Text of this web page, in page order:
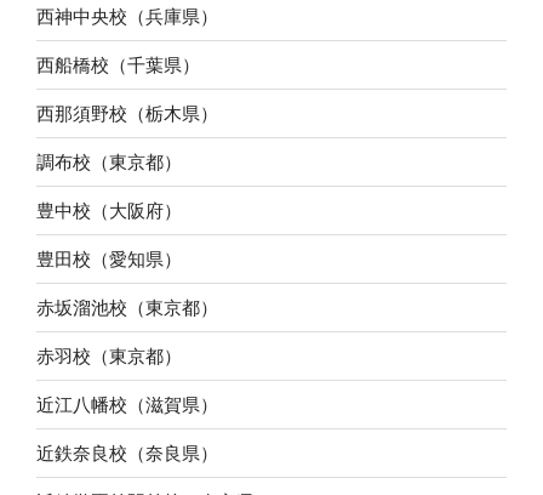
西神中央校（兵庫県）
西船橋校（千葉県）
西那須野校（栃木県）
調布校（東京都）
豊中校（大阪府）
豊田校（愛知県）
赤坂溜池校（東京都）
赤羽校（東京都）
近江八幡校（滋賀県）
近鉄奈良校（奈良県）